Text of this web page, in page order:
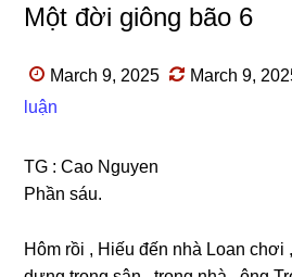
Một đời giông bão 6
March 9, 2025 March 9,
luận
TG : Cao Nguyen
Phần ѕáu.
Hôm rồi , Hiếu đến nhà Loan chơi